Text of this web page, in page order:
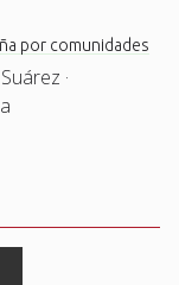
por comunidades
·